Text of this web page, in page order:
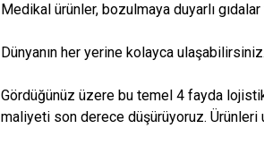
Medikal ürünler, bozulmaya duyarlı
Dünyanın her yerine kolayca ulaşabilirsiniz.
Gördüğünüz üzere bu temel 4 fayda
maliyeti son derece düşürüyoruz. Ürünleri